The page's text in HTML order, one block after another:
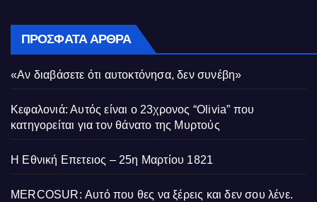
ΠΡΌΣΦΑΤΑ ΆΡΘΡΑ
«Αν διαβάσετε ότι αυτοκτόνησα, δεν συνέβη»
Κεφαλονιά: Αυτός είναι ο 23χρονος “Olivia” που
κατηγορείται για τον θάνατο της Μυρτούς
Η Εθνική Επετειος – 25η Μαρτίου 1821
MERCOSUR: Αυτό που θες να ξέρεις και δεν σου λένε.